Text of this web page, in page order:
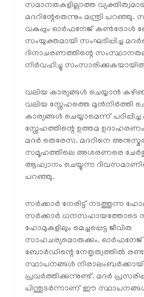
സമാനതകളില്ലാത്ത
മദറിന്റേതെന്നും മന്ത്രി പറഞ്ഞു.
വകുപ്പും ഓര്‍ഫനേജ് കണ്‍ട്രോള്‍
സംയുക്തമായി സംഘടിപ്പിച്ച
ദിനാചരണത്തിന്റെ
നിര്‍വഹിച്ചു
വലിയ കാര്യങ്ങള്‍ ചെയ്യാന്‍
വലിയ സ്നേഹത്തെ മുന്‍നിര്‍ത്തി
കാര്യങ്ങള്‍ ചെയ്യാമെന്ന്
സ്നേഹത്തിന്റെ ഉത്തമ
മദര്‍ തെരേസ. മദറിനെ
സമൂഹത്തിലെ അശരണരെ
ആഹ്വാനം ചെയ്യുന്ന
പറഞ്ഞു.
സര്‍ക്കാര്‍ നേരിട്ട് നടത്തുന്ന
സര്‍ക്കാര്‍ ധനസഹായത്തോടെ
ഹോമുകളിലും മെച്ചപ്പെട്ട ജീവിത
സാഹചര്യമൊരുക്കും. ഓര്‍ഫനേജ്
ബോര്‍ഡിന്റെ നേതൃത്വത്തില്‍
സ്ഥാപനങ്ങള്‍ നിരാലംബര്‍ക്കായി
പ്രവര്‍ത്തിക്കുന്നുണ്ട്. മദര്‍
പിന്തുടര്‍ന്നാണ് ഈ